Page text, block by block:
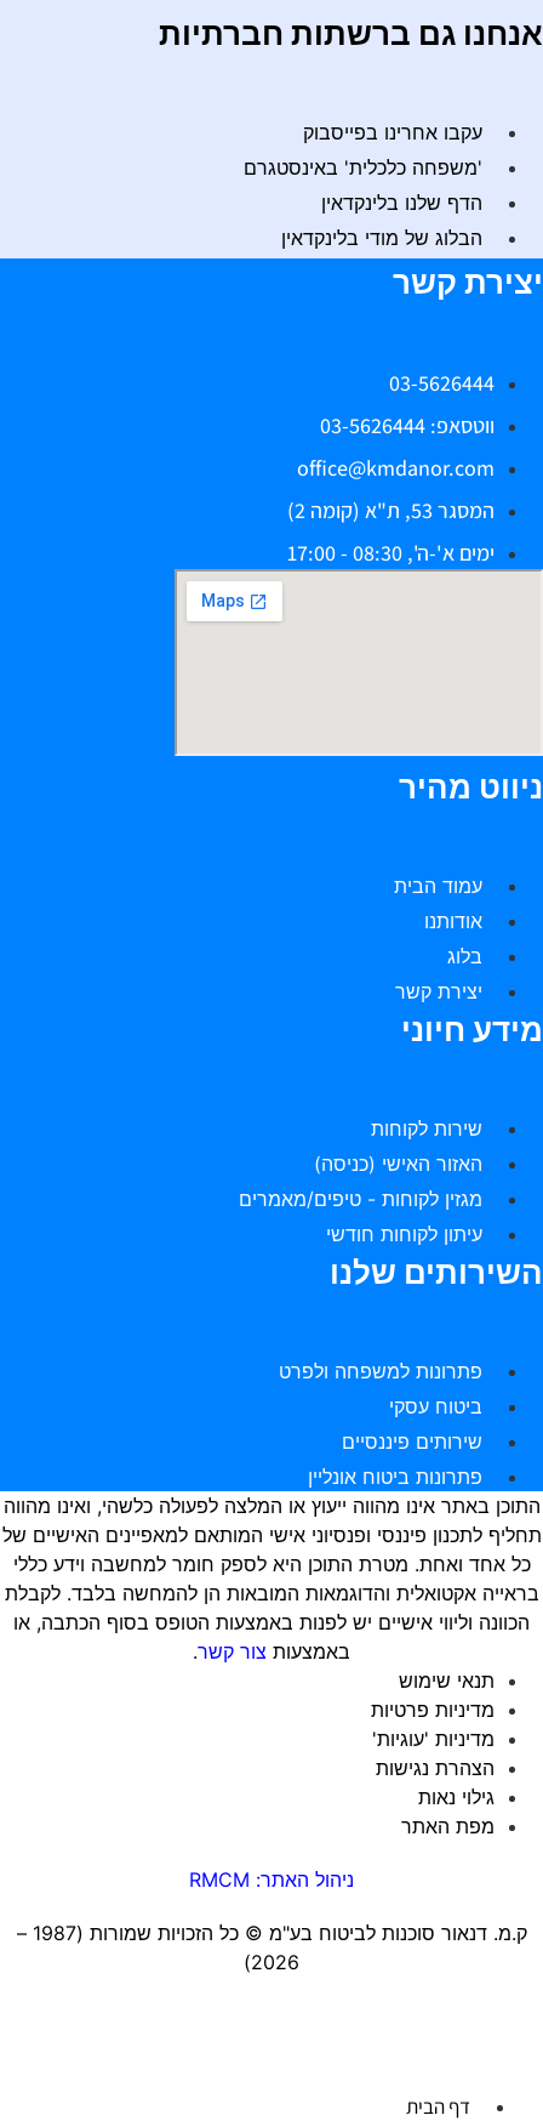
גם ברשתות חברתיות
עקבו אחרינו בפייסבוק
'משפחה כלכלית' באינסטגרם
הדף שלנו בלינקדאין
הבלוג של מודי בלינקדאין
קשר
03-5626444
ווטסאפ: 03-5626444
office@kmdanor.com
המסגר 53, ת"א (קומה 2)
ימים א'-ה', 08:30 - 17:00
מהיר
עמוד הבית
אודותנו
בלוג
יצירת קשר
חיוני
שירות לקוחות
האזור האישי (כניסה)
מגזין לקוחות - טיפים/מאמרים
עיתון לקוחות חודשי
שלנו
פתרונות למשפחה ולפרט
ביטוח עסקי
שירותים פיננסיים
פתרונות ביטוח אונליין
באתר אינו מהווה ייעוץ או המלצה לפעולה כלשהי, ואינו מהווה
לתכנון פיננסי ופנסיוני אישי המותאם למאפיינים האישיים של
כל אחד ואחת. מטרת התוכן היא לספק חומר למחשבה וידע כללי
בראייה אקטואלית והדוגמאות המובאות הן להמחשה בלבד. לקבלת
הכוונה וליווי אישיים יש לפנות באמצעות הטופס בסוף הכתבה, או
באמצעות צור קשר.
תנאי שימוש
מדיניות פרטיות
מדיניות 'עוגיות'
הצהרת נגישות
גילוי נאות
מפת האתר
ניהול האתר: RMCM
ק.מ. דנאור סוכנות לביטוח בע"מ ©️ כל הזכויות שמורות (1987 –
2026)
דף הבית